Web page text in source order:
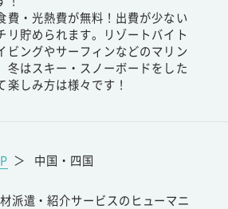
費・光熱費が無料！出費が少ない
リ貯められます。リゾートバイト
ビングやサーフィンなどのマリン
冬はスキー・スノーボードをした
楽しみ方は様々です！
＞ 中国・四国
派遣・紹介サービスのヒューマニ